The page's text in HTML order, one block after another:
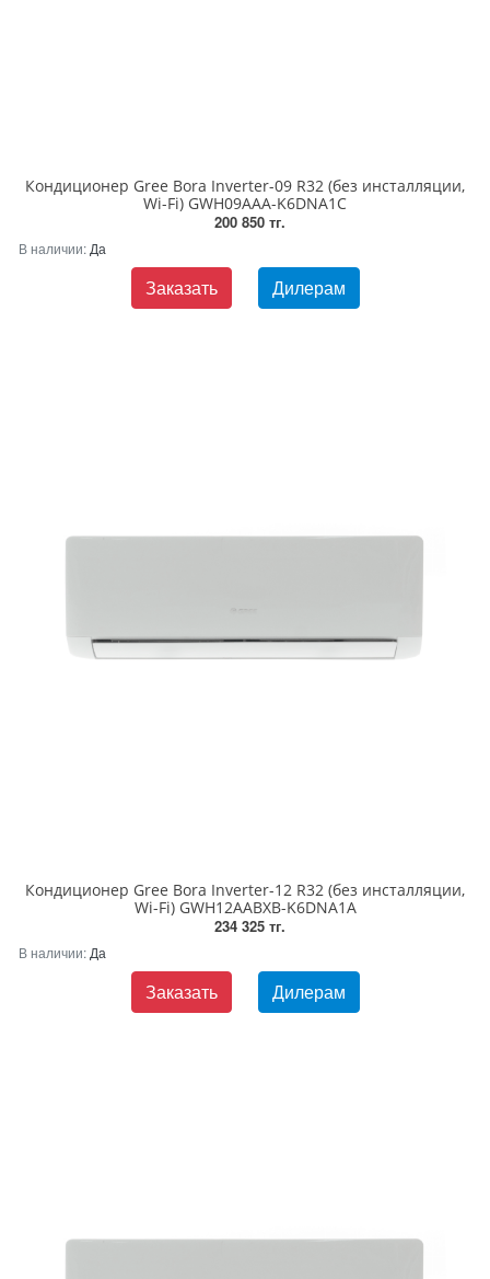
Кондиционер Gree Bora Inverter-09 R32 (без инсталляции,
Wi-Fi) GWH09AAA-K6DNA1C
200 850 тг.
В наличии: Да
Заказать Дилерам
Кондиционер Gree Bora Inverter-12 R32 (без инсталляции,
Wi-Fi) GWH12AABXB-K6DNA1A
234 325 тг.
В наличии: Да
Заказать Дилерам